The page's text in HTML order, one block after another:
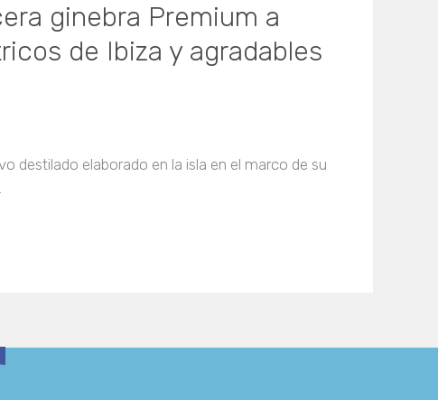
ginebra Premium a
de Ibiza y agradables
destilado elaborado en la isla en el marco de su